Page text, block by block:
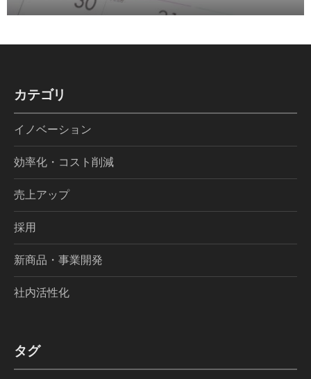
カテゴリ
イノベーション
効率化・コスト削減
売上アップ
採用
新商品・事業開発
社内活性化
タグ